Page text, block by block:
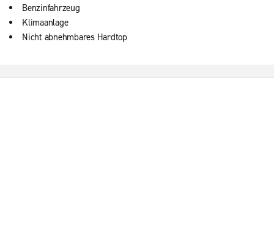
Benzinfahrzeug
Klimaanlage
Nicht abnehmbares Hardtop